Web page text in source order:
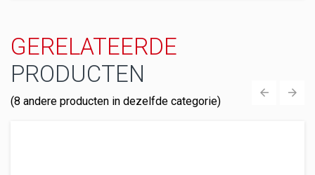
GERELATEERDE
PRODUCTEN
(8 andere producten in dezelfde categorie)